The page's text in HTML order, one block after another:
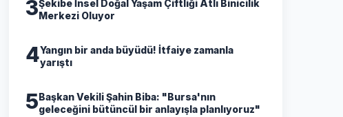
3Şekibe İnsel Doğal Yaşam Çiftliği Atlı Binicilik
Merkezi Oluyor
4Yangın bir anda büyüdü! İtfaiye zamanla
yarıştı
5Başkan Vekili Şahin Biba: "Bursa'nın
geleceğini bütüncül bir anlayışla planlıyoruz"